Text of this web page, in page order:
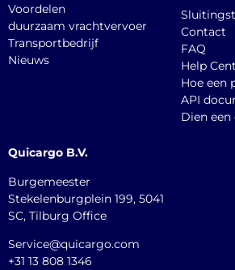
Voordelen
duurzaam vrachtvervoer
Transportbedrijf
Nieuws
Contact
FAQ
Help
Hoe een
API
Dien
Quicargo B.V.
Burgemeester
Stekelenburgplein 199, 5041
SC, Tilburg Office
Service@quicargo.com
+31 13 808 1346